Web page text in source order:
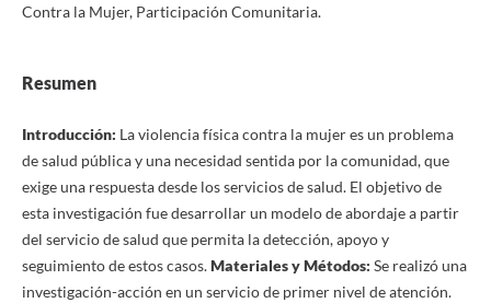
Contra la Mujer, Participación Comunitaria.
Resumen
Introducción: La violencia física contra la mujer es un problema
de salud pública y una necesidad sentida por la comunidad, que
exige una respuesta desde los servicios de salud. El objetivo de
esta investigación fue desarrollar un modelo de abordaje a partir
del servicio de salud que permita la detección, apoyo y
seguimiento de estos casos.Materiales y Métodos: Se realizó una
investigación-acción en un servicio de primer nivel de atención.